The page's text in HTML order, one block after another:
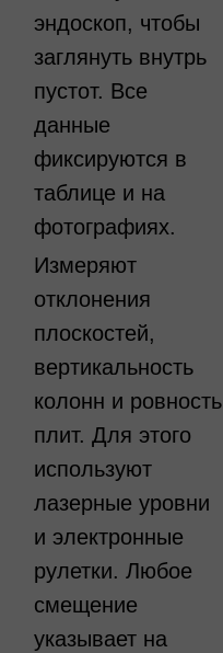
эндоскоп, чтобы
заглянуть внутрь
пустот. Все
данные
фиксируются в
таблице и на
фотографиях.
Измеряют
отклонения
плоскостей,
вертикальность
колонн и ровность
плит. Для этого
используют
лазерные уровни
и электронные
рулетки. Любое
смещение
указывает на